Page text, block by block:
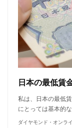
私は、日本の最低
にとっては基本的
ダイヤモンド・オンラ